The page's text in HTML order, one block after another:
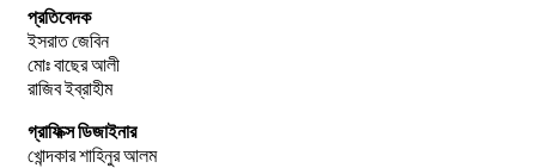
প্রতিবেদক
ইসরাত জেবিন
মোঃ বাছের আলী
রাজিব ইব্রাহীম
গ্রাফিক্স ডিজাইনার
খোন্দকার শাহিনুর আলম